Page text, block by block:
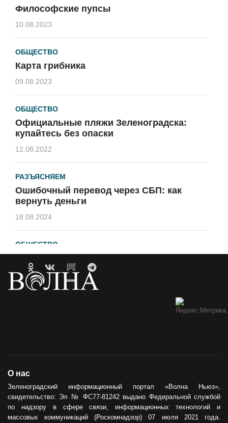
Философские пупсы
10.08.2023
ОБЩЕСТВО
Карта грибника
09.08.2023
ОБЩЕСТВО
Официальные пляжи Зеленоградска:
купайтесь без опаски
12.08.2022
РАЗЪЯСНЯЕМ
Ошибочный перевод через СБП: как
вернуть деньги
18.08.2024
ОБЩЕСТВО
21.04.2023
Сила тыла
30.05.2024
О нас
Зеленоградский информационный портал «Волна Ньюз»,
свидетельство: Эл № ФС77-81242 выдано Федеральной службой
по надзору в сфере связи, информационных технологий и
массовых коммуникаций (Роскомнадзор) 07 июля 2021 года.